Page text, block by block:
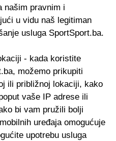
našim pravnim i
u vidu naš legitiman
usluga SportSport.ba.
- kada koristite
možemo prikupiti
ili približnoj lokaciji, kako
vaše IP adrese ili
bi vam pružili bolji
uređaja omogućuje
upotrebu usluga